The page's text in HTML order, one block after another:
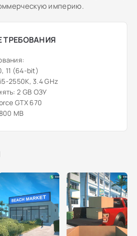
империю.
11 (64-bit)
2550K, 3.4 GHz
2 GB ОЗУ
GTX 670
MB